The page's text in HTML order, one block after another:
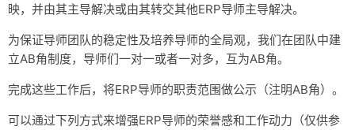
关于
映，并由其主导解决或由其转交其他ERP导师主导解决。
为保证导师团队的稳定性及培养导师的全局观，我们在团队中建
立AB角制度，导师们一对一或者一对多，互为AB角。
完成这些工作后，将ERP导师的职责范围做公示（注明AB角）。
可以通过下列方式来增强ERP导师的荣誉感和工作动力（仅供参